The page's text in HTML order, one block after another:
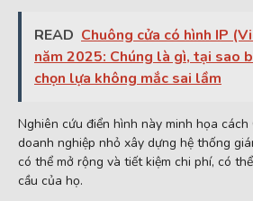
READ Chuông cửa có hình IP
năm 2025: Chúng là gì, tại sao
chọn lựa không mắc sai lầm
Nghiên cứu điển hình này minh họa
doanh nghiệp nhỏ xây dựng hệ thống
có thể mở rộng và tiết kiệm chi phí, có
cầu của họ.